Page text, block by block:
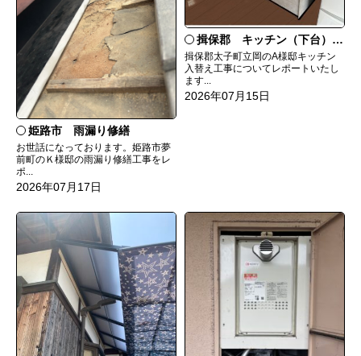
姫路市 雨漏り修繕
お世話になっております。姫路市夢
前町のＫ様邸の雨漏り修繕工事をレ
ポ...
2026年07月17日
揖保郡 キッチン（下台）交換
揖保郡太子町立岡のA様邸キッチン
入替え工事についてレポートいたし
ます...
2026年07月15日